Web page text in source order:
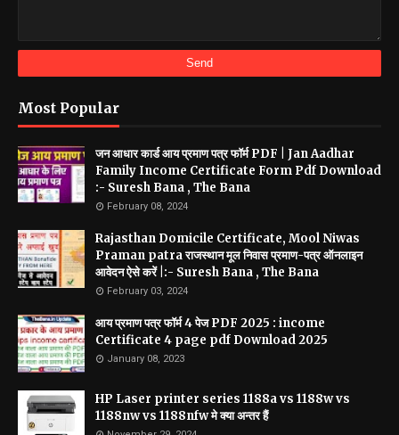
Most Popular
जन आधार कार्ड आय प्रमाण पत्र फॉर्म PDF | Jan Aadhar
Family Income Certificate Form Pdf Download
:- Suresh Bana , The Bana
February 08, 2024
Rajasthan Domicile Certificate, Mool Niwas
Praman patra राजस्थान मूल निवास प्रमाण-पत्र ऑनलाइन
आवेदन ऐसे करें |:- Suresh Bana , The Bana
February 03, 2024
आय प्रमाण पत्र फॉर्म 4 पेज PDF 2025 : income
Certificate 4 page pdf Download 2025
January 08, 2023
HP Laser printer series 1188a vs 1188w vs
1188nw vs 1188nfw मे क्या अन्तर हैं